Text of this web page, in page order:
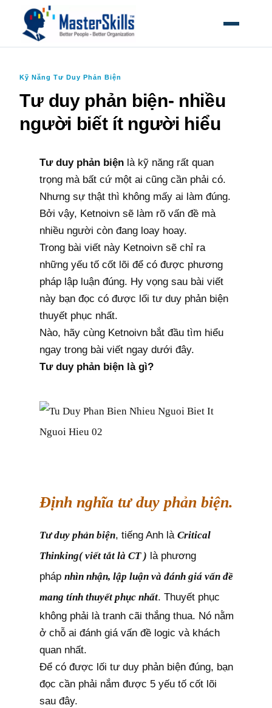
MỞ MENU
Kỹ Năng Tư Duy Phản Biện
Tư duy phản biện- nhiều
người biết ít người hiểu
Tư duy phản biện là kỹ năng rất quan
trọng mà bất cứ một ai cũng cần phải có.
Nhưng sự thật thì không mấy ai làm đúng.
Bởi vậy, Ketnoivn sẽ làm rõ vấn đề mà
nhiều người còn đang loay hoay.
Trong bài viết này Ketnoivn sẽ chỉ ra
những yếu tố cốt lõi để có được phương
pháp lập luận đúng. Hy vọng sau bài viết
này bạn đọc có được lối tư duy phản biện
thuyết phục nhất.
Nào, hãy cùng Ketnoivn bắt đầu tìm hiểu
ngay trong bài viết ngay dưới đây.
Tư duy phản biện là gì?
Định nghĩa tư duy phản biện.
Tư duy phản biện, tiếng Anh làCritical
Thinking( viết tắt là CT ) là phương
phápnhìn nhận, lập luận và đánh giá vấn đề
mang tính thuyết phục nhất. Thuyết phục
không phải là tranh cãi thắng thua. Nó nằm
ở chỗ ai đánh giá vấn đề logic và khách
quan nhất.
Để có được lối tư duy phản biện đúng, bạn
đọc cần phải nắm được 5 yếu tố cốt lõi
sau đây.